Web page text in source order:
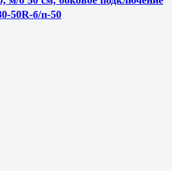
50R-б/п-50